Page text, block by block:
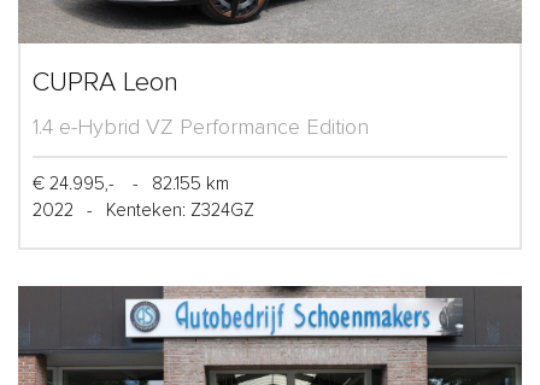
CUPRA Leon
1.4 e-Hybrid VZ Performance Edition
€ 24.995,- -
82.155 km
2022
- Kenteken: Z324GZ